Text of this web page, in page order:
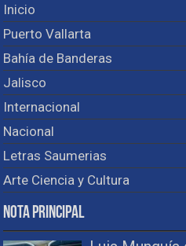
Inicio
Puerto Vallarta
Bahía de Banderas
Jalisco
Internacional
Nacional
Letras Saumerias
Arte Ciencia y Cultura
Nota Principal